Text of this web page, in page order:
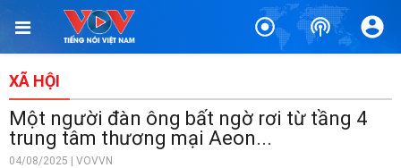
XÃ HỘI
Một người đàn ông bất ngờ rơi từ tầng 4
trung tâm thương mại Aeon...
04/08/2025 | VOVVN